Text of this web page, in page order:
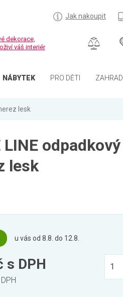
Jak nakoupit
dekorace,
váš interiér
NÁBYTEK PRO DĚTI
lesk
LINE
lesk
u vás od 8.8. do 12.8.
s DPH